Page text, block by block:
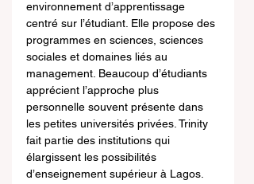
environnement d’apprentissage
centré sur l’étudiant. Elle propose des
programmes en sciences, sciences
sociales et domaines liés au
management. Beaucoup d’étudiants
apprécient l’approche plus
personnelle souvent présente dans
les petites universités privées. Trinity
fait partie des institutions qui
élargissent les possibilités
d’enseignement supérieur à Lagos.